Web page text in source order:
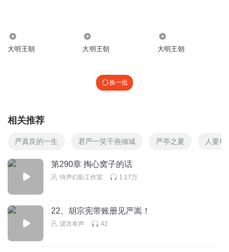
大明王朝 大明王朝 大明王朝
换一批
相关推荐
严真良的一生 君严一笑千燕倾城 严亭之夏 人要尊
第290章 掏心窝子的话
绮声幻影工作室 1.17万
22、胡宗宪带账册见严嵩！
珺月有声 42